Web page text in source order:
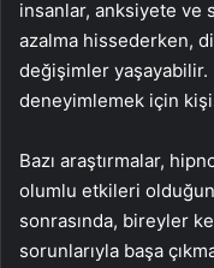
insanlar, anksiyete
azalma hissederken,
değişimler
deneyimlemek için
Bazı araştırmalar,
olumlu etkileri
sonrasında, bireyler
sorunlarıyla başa